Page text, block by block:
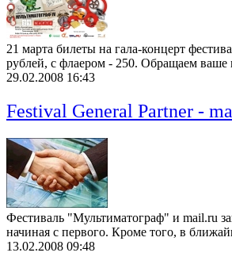
21 марта билеты на гала-концерт
рублей, с флаером - 250. Обращаем ваше
29.02.2008 16:43
Festival General Partner -
Фестиваль "Мультиматограф" и mail.ru
начиная с первого. Кроме того, в
13.02.2008 09:48